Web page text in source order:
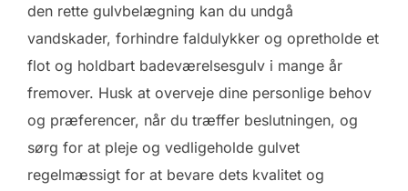
den rette gulvbelægning kan du undgå
vandskader, forhindre faldulykker og opretholde et
flot og holdbart badeværelsesgulv i mange år
fremover. Husk at overveje dine personlige behov
og præferencer, når du træffer beslutningen, og
sørg for at pleje og vedligeholde gulvet
regelmæssigt for at bevare dets kvalitet og